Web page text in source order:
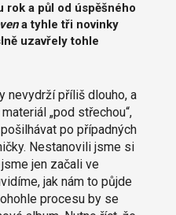
rok a půl od úspěšného
a tyhle tři novinky
uzavřely tohle
nevydrží příliš dlouho, a
„pod střechou“,
po případných
Nestanovili jsme si
jen začali ve
jak nám to půjde
procesu by se